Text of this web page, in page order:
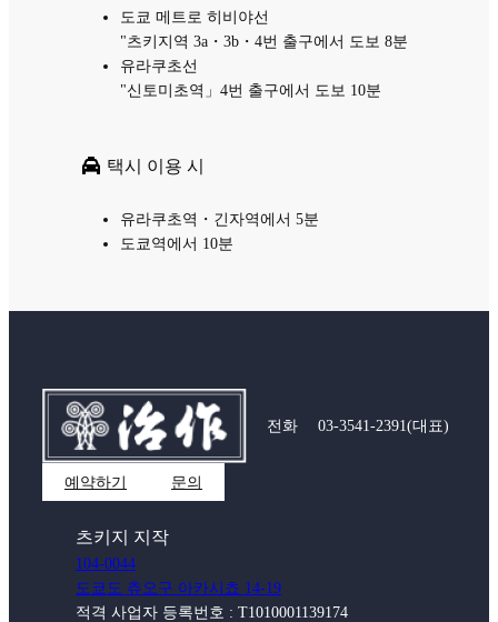
도쿄 메트로 히비야선
"츠키지역 3a・3b・4번 출구에서 도보 8분
유라쿠초선
"신토미초역」4번 출구에서 도보 10분
택시 이용 시
유라쿠초역・긴자역에서 5분
도쿄역에서 10분
전화 03-3541-2391(대표)
예약하기 문의
츠키지 지작
104-0044
도쿄도 츄오구 아카시쵸 14-19
적격 사업자 등록번호 : T1010001139174